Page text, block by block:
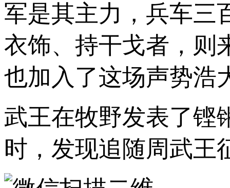
军是其主力，兵车三
衣饰、持干戈者，则
也加入了这场声势浩
武王在牧野发表了铿
时，发现追随周武王